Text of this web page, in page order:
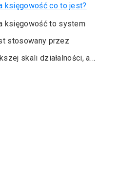
księgowość co to jest?
księgowość to system
stosowany przez
skali działalności, a…